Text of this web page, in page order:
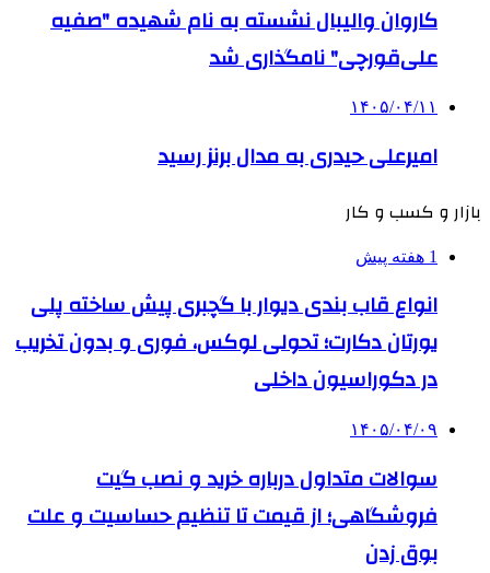
کاروان والیبال نشسته به نام شهیده "صفیه
علی‌قورچی" نامگذاری شد
۱۴۰۵/۰۴/۱۱
امیرعلی حیدری به مدال برنز رسید
بازار و کسب و کار
1 هفته پیش
انواع قاب بندی دیوار با گچبری پیش ساخته پلی
یورتان دکارت؛ تحولی لوکس، فوری و بدون تخریب
در دکوراسیون داخلی
۱۴۰۵/۰۴/۰۹
سوالات متداول درباره خرید و نصب گیت
فروشگاهی؛ از قیمت تا تنظیم حساسیت و علت
بوق زدن